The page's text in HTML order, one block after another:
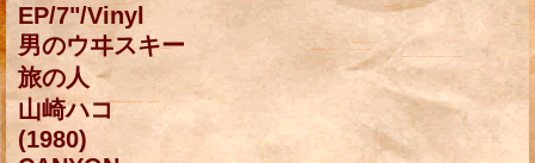
EP/7"/Vinyl
男のウヰスキー
旅の人
山崎ハコ
(1980)